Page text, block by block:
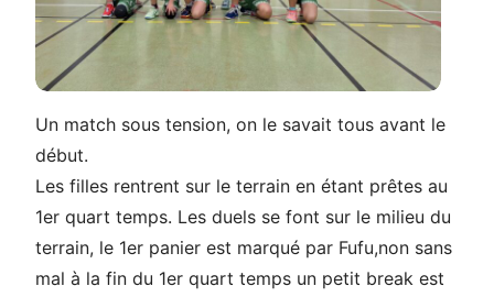
Un match sous tension, on le savait tous avant le
début.
Les filles rentrent sur le terrain en étant prêtes au
1er quart temps. Les duels se font sur le milieu du
terrain, le 1er panier est marqué par Fufu,non sans
mal à la fin du 1er quart temps un petit break est